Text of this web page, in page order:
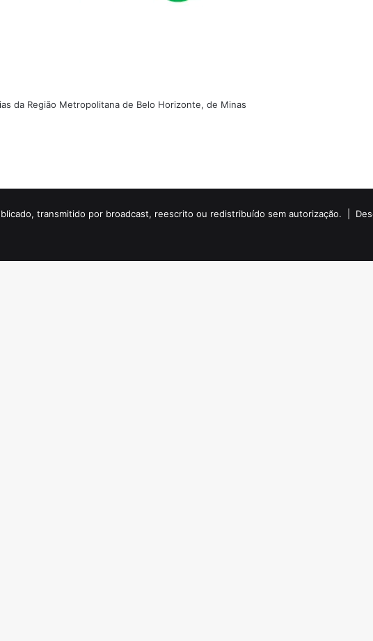
da Região Metropolitana de Belo Horizonte, de Minas
transmitido por broadcast, reescrito ou redistribuído sem autorização. |